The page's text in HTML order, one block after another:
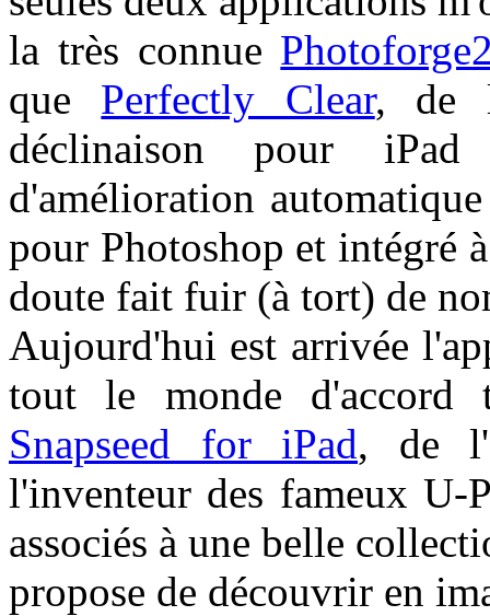
la très connue
que Perfectly Clear, de
déclinaison pour iPad
d'amélioration
pour Photoshop et intégré
doute fait fuir (à tort) de
Aujourd'hui est arrivée
tout le monde d'accord
Snapseed for iPad, de
l'inventeur des fameux U-
associés à une belle
propose de découvrir en